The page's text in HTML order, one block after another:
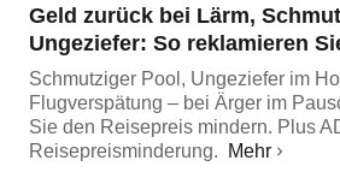
Geld zurück bei Lärm,
Ungeziefer: So reklamieren
Schmutziger Pool, Ungeziefer im
Flugverspätung – bei Ärger im
Sie den Reisepreis mindern. Plus
Reisepreisminderung.
Mehr